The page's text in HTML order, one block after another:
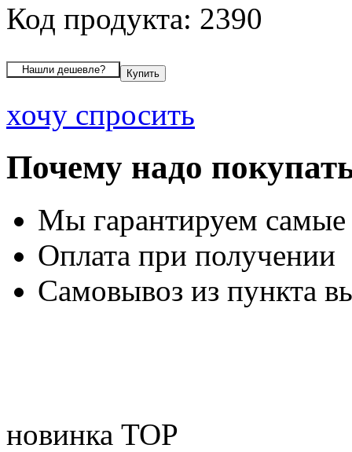
Код продукта: 2390
хочу спросить
Почему надо
Мы гарантируем
Оплата при получении
Самовывоз из пункта
новинка TOP